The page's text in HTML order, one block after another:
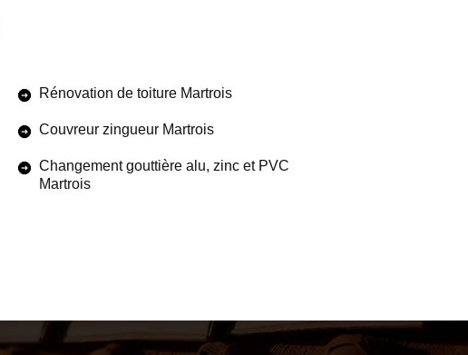
Rénovation de toiture Martrois
Couvreur zingueur Martrois
Changement gouttière alu, zinc et PVC
Martrois